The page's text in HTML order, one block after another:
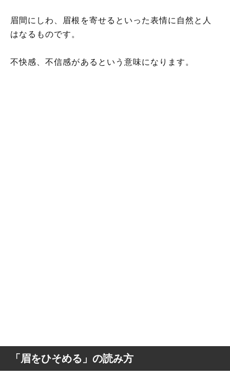
眉間にしわ、眉根を寄せるといった表情に自然と人
はなるものです。
不快感、不信感があるという意味になります。
「眉をひそめる」の読み方